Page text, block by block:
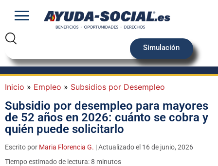
Simulación
Inicio » Empleo » Subsidios por Desempleo
Subsidio por desempleo para mayores
de 52 años en 2026: cuánto se cobra y
quién puede solicitarlo
Escrito por Maria Florencia G. | Actualizado el 16 de junio, 2026
Tiempo estimado de lectura: 8 minutos